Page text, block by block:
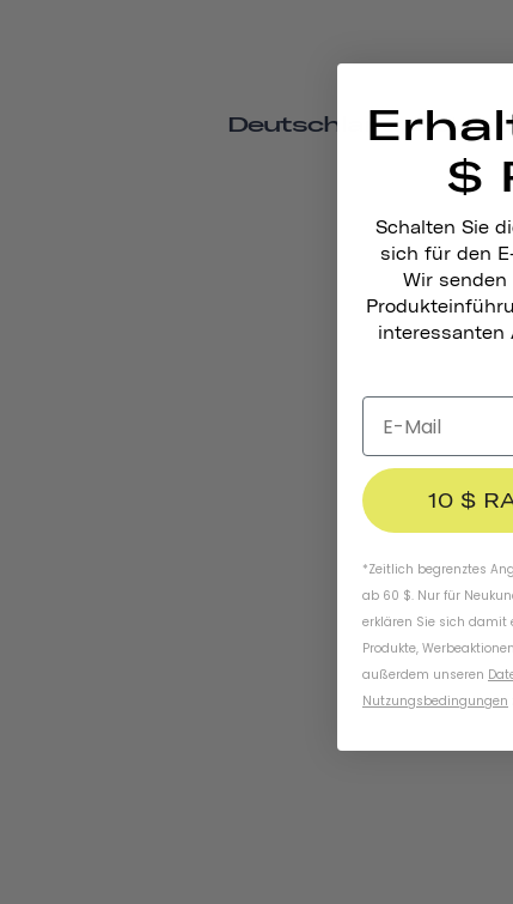
Deutschland,
$
Schalten Sie
sich für den
Wir
interessanten
10 $
*Zeitlich begrenztes
ab 60 $. Nur für
erklären Sie sich damit
Produkte,
außerdem unseren
Nutzungsbedingungen